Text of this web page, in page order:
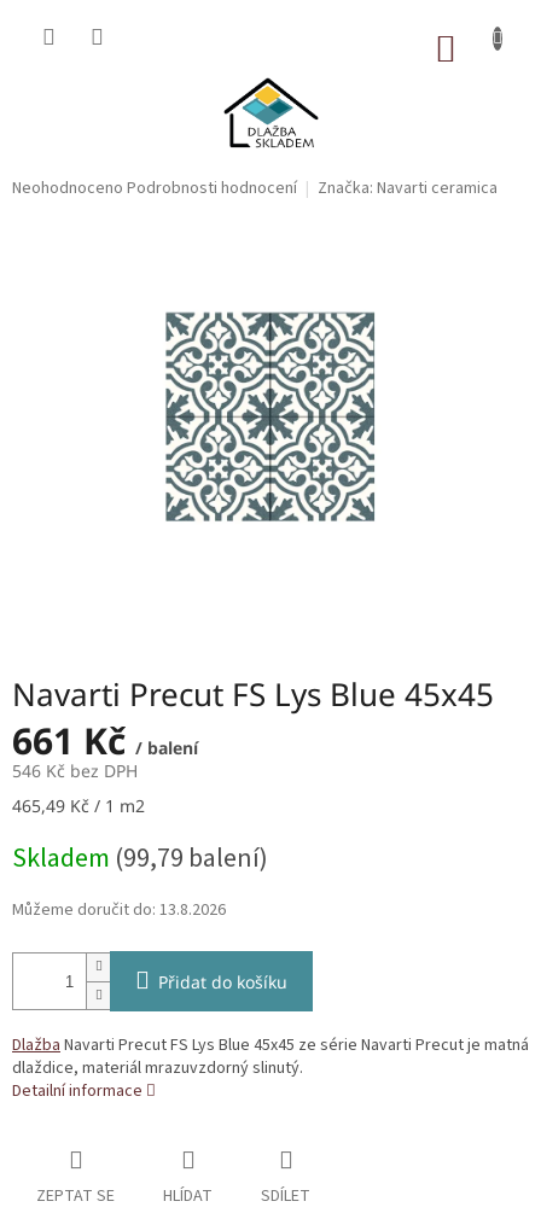
Průměrné
Neohodnoceno Podrobnosti hodnocení Značka: Navarti ceramica
Navarti Precut FS Lys Blue 45x45
661 Kč / balení
546 Kč bez DPH
Měrná
465,49 Kč / 1 m2
Skladem (99,79 balení)
Můžeme doručit do: 13.8.2026
Přidat do košíku
DlažbaNavarti Precut FS Lys Blue 45x45 ze série Navarti Precut je matná
dlaždice, materiál mrazuvzdorný slinutý.
Detailní informace
ZEPTAT SE HLÍDAT SDÍLET